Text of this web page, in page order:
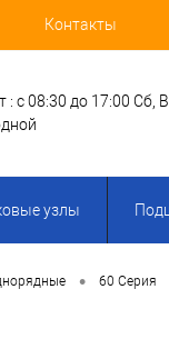
Контакты
: с 08:30 до 17:00 Сб,
узлы
• 60 Серия